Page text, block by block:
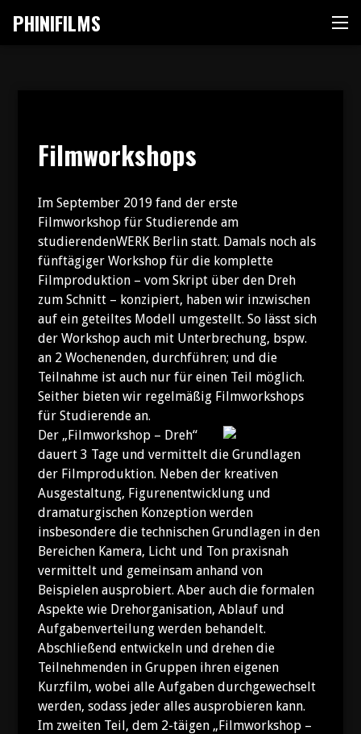
Inhalt
PHINIFILMS
Filmworkshops
Im September 2019 fand der erste
Filmworkshop für Studierende am
studierendenWERK Berlinstatt. Damals noch als
fünftägiger Workshop für die komplette
Filmproduktion – vom Skript über den Dreh
zum Schnitt – konzipiert, haben wir inzwischen
auf ein geteiltes Modell umgestellt. So lässt sich
der Workshop auch mit Unterbrechung, bspw.
an 2 Wochenenden, durchführen; und die
Teilnahme ist auch nur für einen Teil möglich.
Seither bieten wir regelmäßig Filmworkshops
für Studierende an.
Der „Filmworkshop – Dreh“
dauert 3 Tage und vermittelt die Grundlagen
der Filmproduktion. Neben der kreativen
Ausgestaltung, Figurenentwicklung und
dramaturgischen Konzeption werden
insbesondere die technischen Grundlagen in den
Bereichen Kamera, Licht und Ton praxisnah
vermittelt und gemeinsam anhand von
Beispielen ausprobiert. Aber auch die formalen
Aspekte wie Drehorganisation, Ablauf und
Aufgabenverteilung werden behandelt.
Abschließend entwickeln und drehen die
Teilnehmenden in Gruppen ihren eigenen
Kurzfilm, wobei alle Aufgaben durchgewechselt
werden, sodass jeder alles ausprobieren kann.
Im zweiten Teil, dem 2-täigen „Filmworkshop –